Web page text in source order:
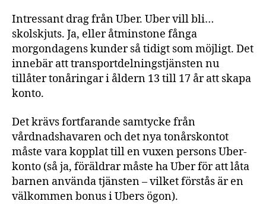
Intressant drag från Uber. Uber vill bli…
skolskjuts. Ja, eller åtminstone fånga
morgondagens kunder så tidigt som möjligt. Det
innebär att transportdelningstjänsten nu
tillåter tonåringar i åldern 13 till 17 år att skapa
konto.
Det krävs fortfarande samtycke från
vårdnadshavaren och det nya tonårskontot
måste vara kopplat till en vuxen persons Uber-
konto (så ja, föräldrar måste ha Uber för att låta
barnen använda tjänsten – vilket förstås är en
välkommen bonus i Ubers ögon).